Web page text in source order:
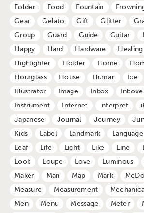
Folder
Food Fountain
Gear
Gelato Gift Glitter
Group
Guard Guide Guitar
Happy
Hard Hardware Healing
Highlighter
Holder Home
Hourglass
House Human Ice
Illustrator
Image Inbox
Instrument
Internet Interpret
Japanese
Journal Journey
Kids
Label Landmark Language
Leaf
Life Light Like Line
Look
Loupe Love Luminous
Maker
Man Map Mark
Measure
Measurement
Men
Menu Message Meter